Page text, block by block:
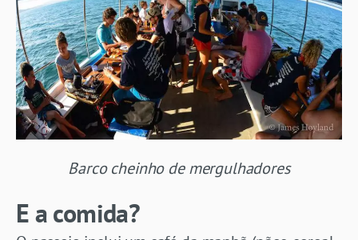
Barco cheinho de mergulhadores
E a comida?